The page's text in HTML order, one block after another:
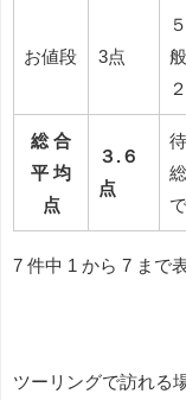
お値段 3点
総 合
平 均
点
３.６
点
7 件中 1 から 7 まで
ツーリングで訪れる